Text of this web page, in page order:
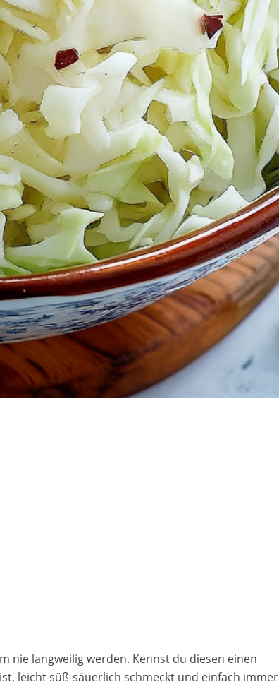
nie langweilig werden. Kennst du diesen einen
leicht süß-säuerlich schmeckt und einfach immer